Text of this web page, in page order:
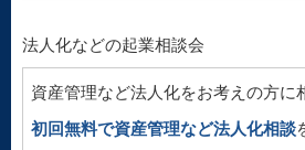
法人化などの起業相談会
資産管理など法人化をお考えの方に
初回無料で資産管理など法人化相談